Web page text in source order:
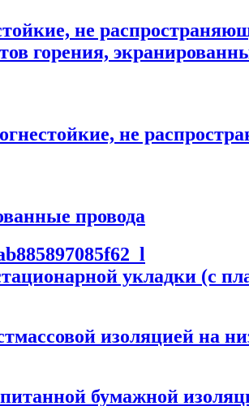
не
горения,
не
провода
укладки (с
изоляцией на
бумажной